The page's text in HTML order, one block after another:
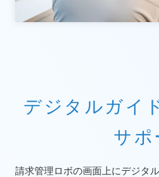
デジタルガイ
サポ
請求管理ロボの画面上にデジタ